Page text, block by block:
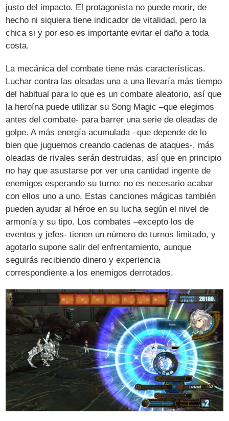
justo del impacto. El protagonista no puede morir, de
hecho ni siquiera tiene indicador de vitalidad, pero la
chica si y por eso es importante evitar el daño a toda
costa.
La mecánica del combate tiene más características.
Luchar contra las oleadas una a una llevaría más tiempo
del habitual para lo que es un combate aleatorio, así que
la heroína puede utilizar su Song Magic –que elegimos
antes del combate- para barrer una serie de oleadas de
golpe. A más energía acumulada –que depende de lo
bien que juguemos creando cadenas de ataques-, más
oleadas de rivales serán destruidas, así que en principio
no hay que asustarse por ver una cantidad ingente de
enemigos esperando su turno: no es necesario acabar
con ellos uno a uno. Estas canciones mágicas también
pueden ayudar al héroe en su lucha según el nivel de
armonía y su tipo. Los combates –excepto los de
eventos y jefes- tienen un número de turnos limitado, y
agotarlo supone salir del enfrentamiento, aunque
seguirás recibiendo dinero y experiencia
correspondiente a los enemigos derrotados.